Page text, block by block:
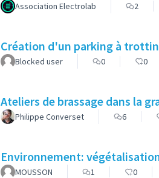
Association Electrolab 2
Création d'un parking à
Blocked user 0 0
Ateliers de brassage dans la
Philippe Converset 6
Environnement:
MOUSSON 1 0